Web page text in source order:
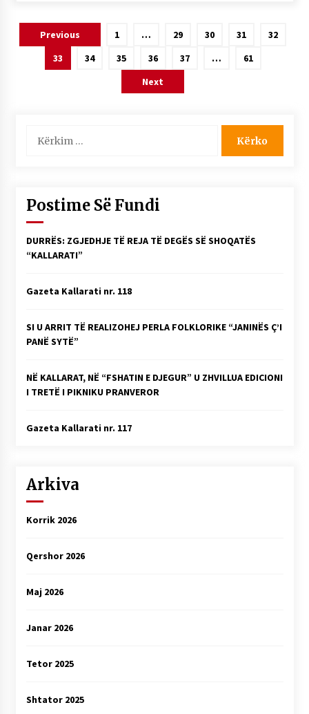
Lëvizje
postimet
Previous 1 … 29 30 31
32
33
34 35 36 37 …
61
Next
për:
Postime Së Fundi
DURRËS: ZGJEDHJE TË REJA TË DEGËS SË SHOQATËS
“KALLARATI”
Gazeta Kallarati nr. 118
SI U ARRIT TË REALIZOHEJ PERLA FOLKLORIKE “JANINËS Ç’I
PANË SYTË”
NË KALLARAT, NË “FSHATIN E DJEGUR” U ZHVILLUA EDICIONI
I TRETË I PIKNIKU PRANVEROR
Gazeta Kallarati nr. 117
Arkiva
Korrik 2026
Qershor 2026
Maj 2026
Janar 2026
Tetor 2025
Shtator 2025